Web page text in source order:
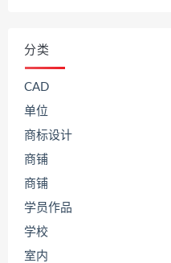
分类
CAD
单位
商标设计
商铺
商铺
学员作品
学校
室内